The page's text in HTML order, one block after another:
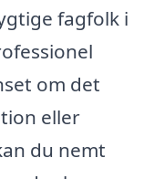
fagfolk i
om det
eller
du nemt